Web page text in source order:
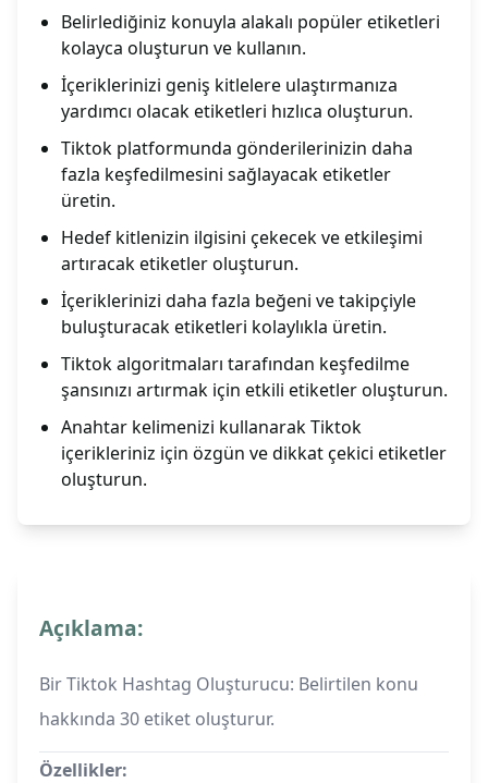
Belirlediğiniz konuyla alakalı popüler etiketleri
kolayca oluşturun ve kullanın.
İçeriklerinizi geniş kitlelere ulaştırmanıza
yardımcı olacak etiketleri hızlıca oluşturun.
Tiktok platformunda gönderilerinizin daha
fazla keşfedilmesini sağlayacak etiketler
üretin.
Hedef kitlenizin ilgisini çekecek ve etkileşimi
artıracak etiketler oluşturun.
İçeriklerinizi daha fazla beğeni ve takipçiyle
buluşturacak etiketleri kolaylıkla üretin.
Tiktok algoritmaları tarafından keşfedilme
şansınızı artırmak için etkili etiketler oluşturun.
Anahtar kelimenizi kullanarak Tiktok
içerikleriniz için özgün ve dikkat çekici etiketler
oluşturun.
Açıklama:
Bir Tiktok Hashtag Oluşturucu: Belirtilen konu
hakkında 30 etiket oluşturur.
Özellikler: